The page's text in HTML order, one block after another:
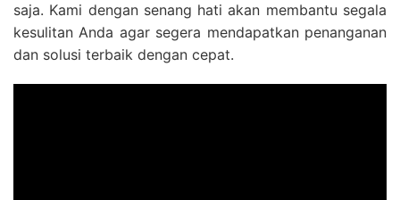
saja. Kami dengan senang hati akan membantu segala
kesulitan Anda agar segera mendapatkan penanganan
dan solusi terbaik dengan cepat.